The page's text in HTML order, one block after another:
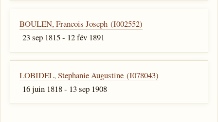
BOULEN, Francois Joseph (I002552)
23 sep 1815 - 12 fév 1891
LOBIDEL, Stephanie Augustine (I078043)
16 juin 1818 - 13 sep 1908